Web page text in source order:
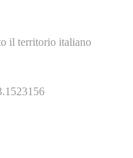
il territorio italiano